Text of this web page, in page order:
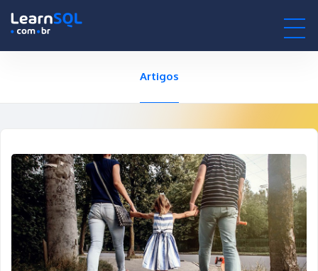
Artigos